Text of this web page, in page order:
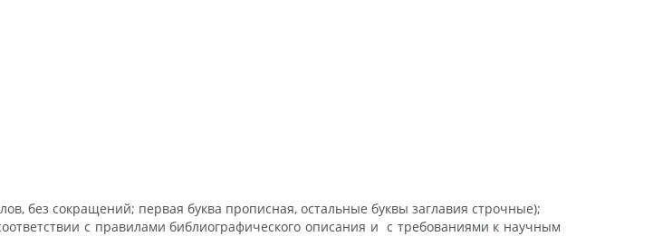
без сокращений; первая буква прописная, остальные буквы заглавия строчные);
с правилами библиографического описания и с требованиями к научным